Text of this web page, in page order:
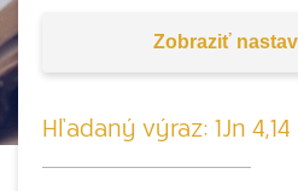
Zobraziť
Hľadaný výraz: 1Jn 4,14